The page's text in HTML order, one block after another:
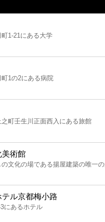
1-21にある大学
1の2にある病院
町壬生川正面西入にある旅館
美術館
文化の場である揚屋建築の唯一
ル京都梅小路
にあるホテル